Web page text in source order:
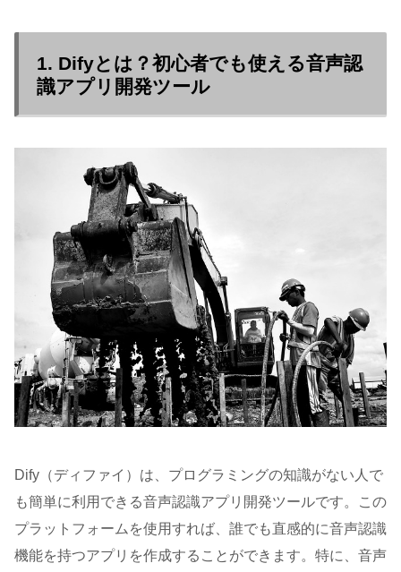
1. Difyとは？初心者でも使える音声認
識アプリ開発ツール
Dify（ディファイ）は、プログラミングの知識がない人で
も簡単に利用できる音声認識アプリ開発ツールです。この
プラットフォームを使用すれば、誰でも直感的に音声認識
機能を持つアプリを作成することができます。特に、音声